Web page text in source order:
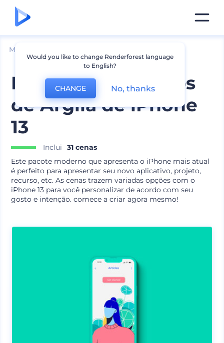
Mockups
Pacote de Mockups
de Argila de iPhone
13
Inclui
31 cenas
Este pacote moderno que apresenta o iPhone mais atual
é perfeito para apresentar seu novo aplicativo, projeto,
recurso, etc. As cenas trazem variadas opções com o
iPhone 13 para você personalizar de acordo com seu
gosto e intenção. comece a criar agora mesmo!
Would you like to change Renderforest language
to English?
CHANGE No, thanks